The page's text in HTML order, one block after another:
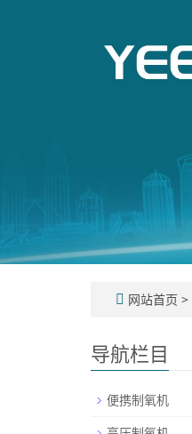
网站首页 >
导航栏目
便携制氧机